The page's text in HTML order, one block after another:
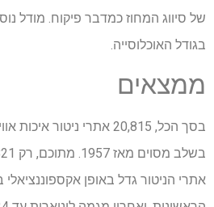
של סיווג המחוז כמדבר פיקוח. מודל
בגודל האוכלוסייה.
ממצאים
בסך הכל, 20,815 אתרי ניטור